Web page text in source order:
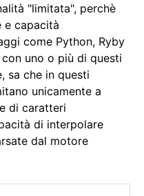
"limitata", perchè
e capacità
come Python, Ryby
uno o più di questi
sa che in questi
unicamente a
di caratteri
di interpolare
dal motore